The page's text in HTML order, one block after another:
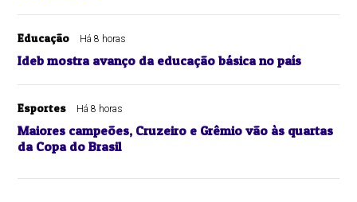
Educação Há 8 horas
Ideb mostra avanço da educação básica no país
Esportes Há 8 horas
Maiores campeões, Cruzeiro e Grêmio vão às quartas
da Copa do Brasil